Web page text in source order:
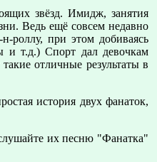
звёзд. Имидж, занятия
Ведь ещё совсем недавно
роллу, при этом добиваясь
и т.д.) Спорт дал девочкам
отличные результаты в
история двух фанаток,
их песню "Фанатка"